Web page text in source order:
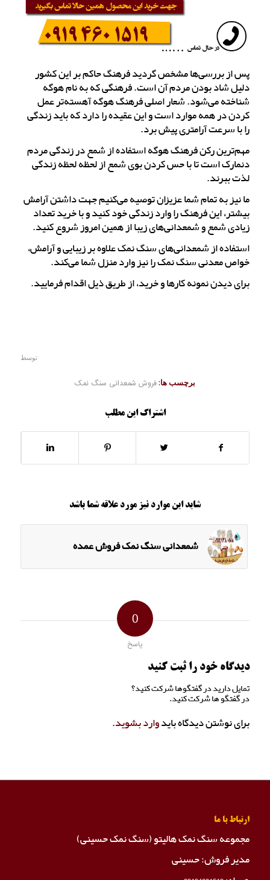
پس از بررسی‌ها مشخص گردید فرهنگ حاکم بر این کشور
دلیل شاد بودن مردم آن است. فرهنگی که به نام هوگه
شناخته می‌شود. شعار اصلی فرهنگ هوگه آهسته‌تر عمل
کردن در همه موارد است و این عقیده را دارد که باید زندگی
را با سرعت آرامتری پیش برد.
مهم‌ترین رکن فرهنگ هوگه استفاده از شمع در زندگی مردم
دنمارک است تا با حس کردن بوی شمع از لحظه لحظه زندگی
لذت ببرند.
ما نیز به تمام شما عزیزان توصیه می‌کنیم جهت داشتن آرامش
بیشتر، این فرهنگ را وارد زندگی خود کنید و با خرید تعداد
زیادی شمع و شمعدانی‌های زیبا از همین امروز شروع کنید.
استفاده از شمعدانی‌های سنگ نمک علاوه بر زیبایی و آرامش،
خواص معدنی سنگ نمک را نیز وارد منزل شما می‌کند.
برای دیدن نمونه کارها و خرید، از طریق ذیل اقدام فرمایید.
توسط
برچسب ها:فروش شمعدانی سنگ نمک
اشتراک این مطلب
شاید این موارد نیز مورد علاقه شما باشد
شمعدانی سنگ نمک فروش عمده
0
پاسخ
دیدگاه خود را ثبت کنید
تمایل دارید در گفتگوها شرکت کنید؟
در گفتگو ها شرکت کنید.
برای نوشتن دیدگاه بایدوارد بشوید.
ارتباط با ما
مجموعه سنگ نمک هالیتو (سنگ نمک حسینی)
مدیر فروش: حسینی